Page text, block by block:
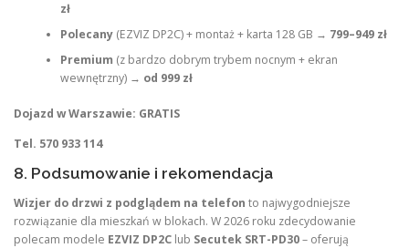
zł
Polecany(EZVIZ DP2C) + montaż + karta 128 GB → 799–949 zł
Premium (z bardzo dobrym trybem nocnym + ekran
wewnętrzny) → od 999 zł
Dojazd w Warszawie: GRATIS
Tel. 570 933 114
8. Podsumowanie i rekomendacja
Wizjer do drzwi z podglądem na telefon to najwygodniejsze
rozwiązanie dla mieszkań w blokach. W 2026 roku zdecydowanie
polecam modele EZVIZ DP2C lub Secutek SRT-PD30– oferują